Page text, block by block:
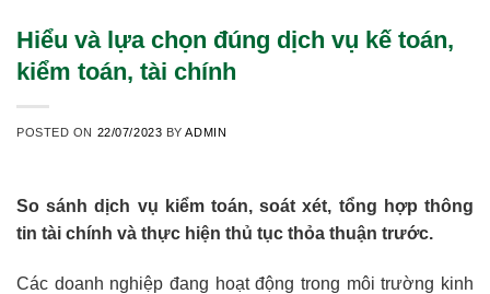
Hiểu và lựa chọn đúng dịch vụ kế toán,
kiểm toán, tài chính
POSTED ON 22/07/2023 BYADMIN
So sánh dịch vụ kiểm toán, soát xét, tổng hợp thông
tin tài chính và thực hiện thủ tục thỏa thuận trước.
Các doanh nghiệp đang hoạt động trong môi trường kinh